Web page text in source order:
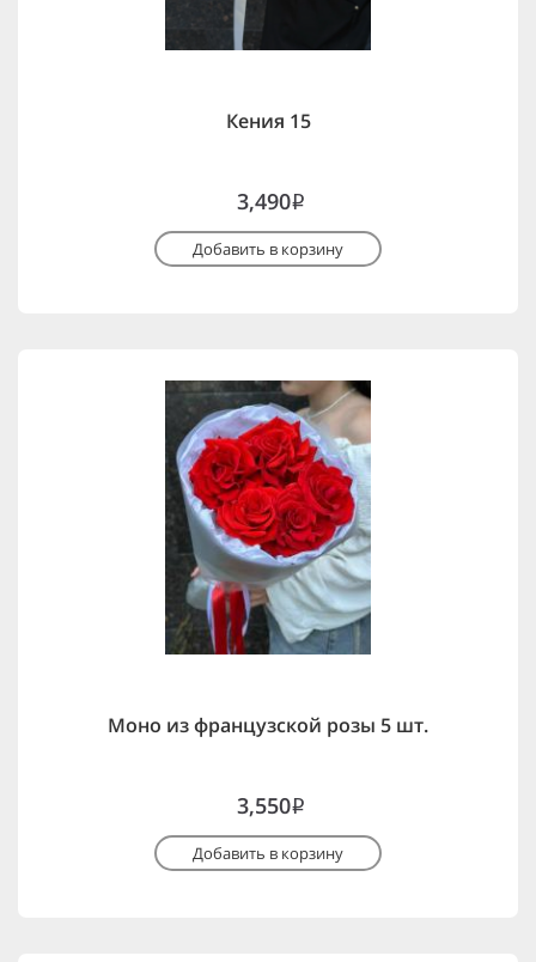
Кения 15
3,490i
Добавить в корзину
Моно из французской розы 5 шт.
3,550i
Добавить в корзину